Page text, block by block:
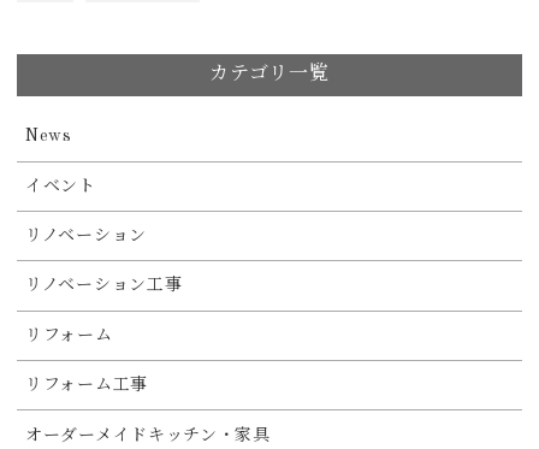
カテゴリ一覧
News
イベント
リノベーション
リノベーション工事
リフォーム
リフォーム工事
オーダーメイドキッチン・家具